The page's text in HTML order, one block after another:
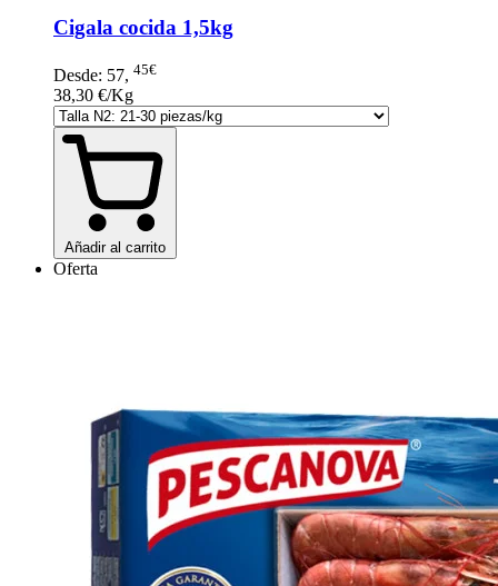
Cigala cocida 1,5kg
Desde: 57, 45€
38,30 €/Kg
Añadir al carrito
Oferta